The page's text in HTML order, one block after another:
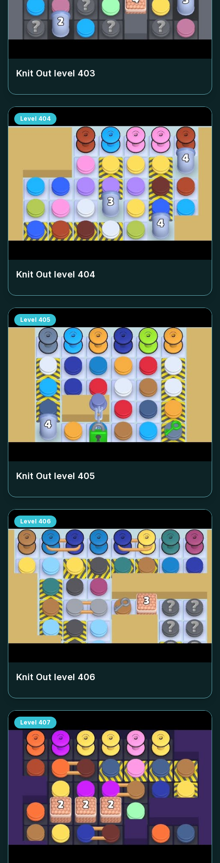
Knit Out level 403
Level 404
Knit Out level 404
Level 405
Knit Out level 405
Level 406
Knit Out level 406
Level 407